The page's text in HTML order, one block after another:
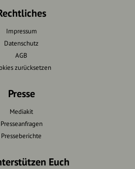
Impressum
Datenschutz
AGB
zurücksetzen
Presse
Mediakit
Presseanfragen
Presseberichte
Euch